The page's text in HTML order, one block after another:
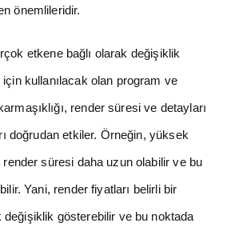
önemlileridir.
etkene bağlı olarak değişiklik
kullanılacak olan program ve
render süresi ve detayları
doğrudan etkiler. Örneğin, yüksek
süresi daha uzun olabilir ve bu
Yani, render fiyatları belirli bir
değişiklik gösterebilir ve bu noktada